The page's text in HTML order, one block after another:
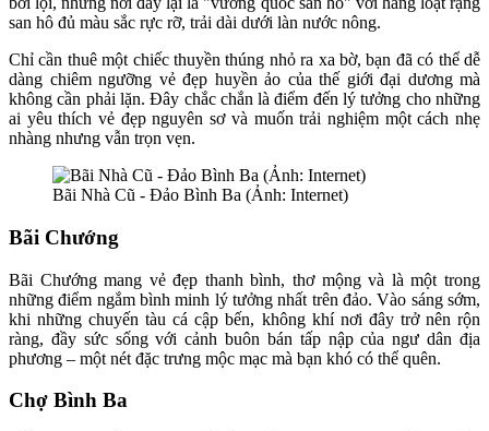
san hô đủ màu sắc rực rỡ, trải dài dưới làn nước nông.
Chỉ cần thuê một chiếc thuyền thúng nhỏ ra xa bờ, bạn đã có thể dễ
dàng chiêm ngưỡng vẻ đẹp huyền ảo của thế giới đại dương mà
không cần phải lặn. Đây chắc chắn là điểm đến lý tưởng cho những
ai yêu thích vẻ đẹp nguyên sơ và muốn trải nghiệm một cách nhẹ
nhàng nhưng vẫn trọn vẹn.
Bãi Nhà Cũ - Đảo Bình Ba (Ảnh: Internet)
Bãi Chướng
Bãi Chướng mang vẻ đẹp thanh bình, thơ mộng và là một trong
những điểm ngắm bình minh lý tưởng nhất trên đảo. Vào sáng sớm,
khi những chuyến tàu cá cập bến, không khí nơi đây trở nên rộn
ràng, đầy sức sống với cảnh buôn bán tấp nập của ngư dân địa
phương – một nét đặc trưng mộc mạc mà bạn khó có thể quên.
Chợ Bình Ba